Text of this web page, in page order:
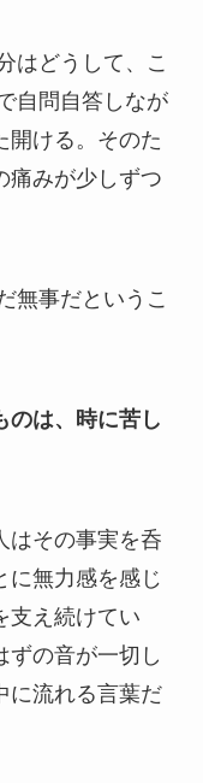
はどうして、こ
自問自答しなが
開ける。そのた
痛みが少しずつ
無事だというこ
は、時に苦し
はその事実を呑
に無力感を感じ
支え続けてい
ずの音が一切し
に流れる言葉だ